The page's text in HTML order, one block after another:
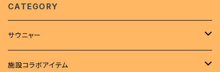
CATEGORY
サウニャー
アパレル
施設コラボアイテム